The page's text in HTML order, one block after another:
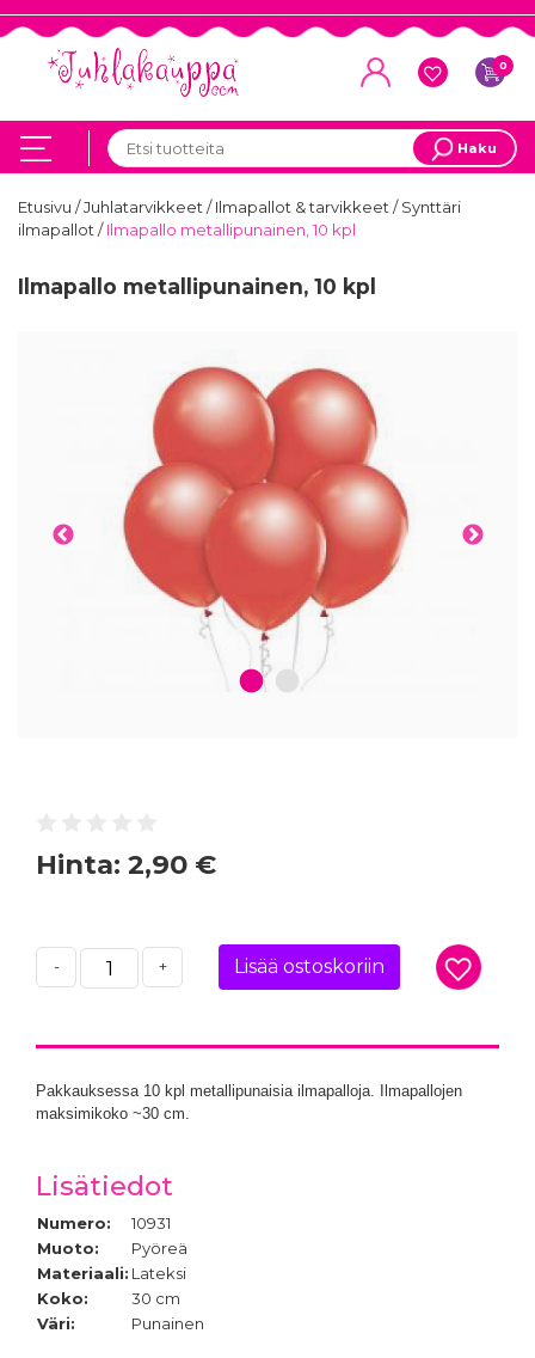
0
Haku
Etusivu /Juhlatarvikkeet/Ilmapallot & tarvikkeet/Synttäri
ilmapallot/Ilmapallo metallipunainen, 10 kpl
Ilmapallo metallipunainen, 10 kpl
1 2
Hinta: 2,90 €
- + Lisää ostoskoriin
Pakkauksessa 10 kpl metallipunaisia ilmapalloja.
Ilmapallojen
maksimikoko ~30 cm.
Lisätiedot
Numero:
10931
Muoto:
Pyöreä
Materiaali: Lateksi
Koko:
30 cm
Väri:
Punainen